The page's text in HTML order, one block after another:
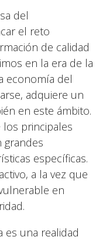
del
el reto
de calidad
en la era de la
economía del
adquiere un
en este ámbito.
principales
grandes
específicas.
a la vez que
en
es una realidad